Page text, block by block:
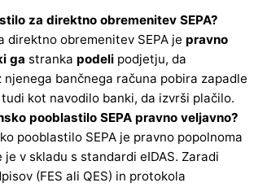
za direktno obremenitev SEPA?
direktno obremenitev SEPA je pravno
ga stranka podeli podjetju, da
njenega bančnega računa pobira zapadle
kot navodilo banki, da izvrši plačilo.
pooblastilo SEPA pravno veljavno?
pooblastilo SEPA je pravno popolnoma
je v skladu s standardi eIDAS. Zaradi
(FES ali QES) in protokola